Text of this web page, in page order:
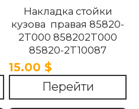
Накладка стойки
кузова правая 85820-
2T000 858202T000
85820-2T10087
858202T10087 85820-
2T100UP
858202T100UP Kia
Optima 2010 -2015
15.00 $
Перейти